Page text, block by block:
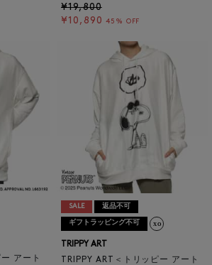
¥19,800
¥10,890 45% OFF
アート
SALE 返品不可
ギフトラッピング不可
TRIPPY ART
TRIPPY ART＜トリッピー アート